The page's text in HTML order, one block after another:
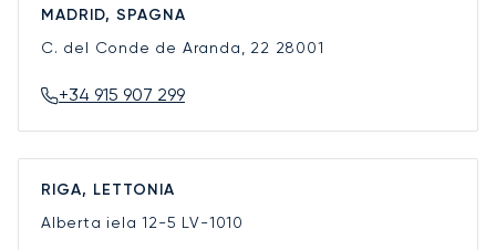
MADRID, SPAGNA
C. del Conde de Aranda, 22 28001
+34 915 907 299
RIGA, LETTONIA
Alberta iela 12-5 LV-1010